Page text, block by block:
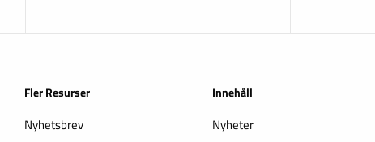
Fler Resurser
Nyhetsbrev
Innehåll
Nyheter